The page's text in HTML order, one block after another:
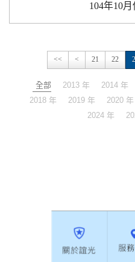
104年10
<< < 21 22
全部 2013 年 2014 年
2018 年
2019 年 2020 年
2024 年